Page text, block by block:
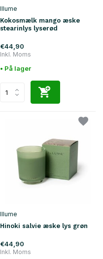
Illume
Kokosmælk mango æske
stearinlys lyserød
€44,90
Inkl. Moms
• På lager
Illume
Hinoki salvie æske lys grøn
€44,90
Inkl. Moms